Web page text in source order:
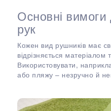
Основні
рук
Кожен вид рушників має
відрізняється
Використовувати,
або пляжу – незручно й